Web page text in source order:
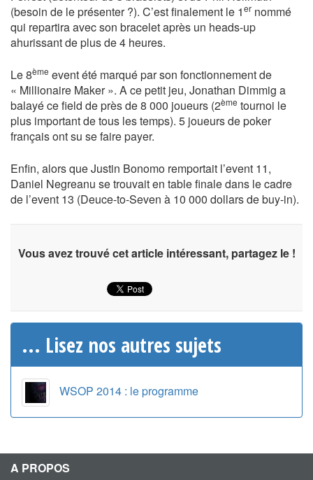
(besoin de le présenter ?). C’est finalement le 1er nommé
qui repartira avec son bracelet après un heads-up
ahurissant de plus de 4 heures.
Le 8ème event été marqué par son fonctionnement de
« Millionaire Maker ». A ce petit jeu, Jonathan Dimmig a
balayé ce field de près de 8 000 joueurs (2ème tournoi le
plus important de tous les temps). 5 joueurs de poker
français ont su se faire payer.
Enfin, alors que Justin Bonomo remportait l’event 11,
Daniel Negreanu se trouvait en table finale dans le cadre
de l’event 13 (Deuce-to-Seven à 10 000 dollars de buy-in).
Vous avez trouvé cet article intéressant, partagez le !
... Lisez nos autres sujets
WSOP 2014 : le programme
A PROPOS